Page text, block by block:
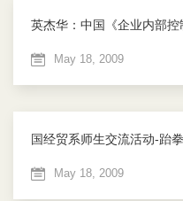
英杰华：中国《企业内部
May 18, 2009
国经贸系师生交流活动-跆
May 18, 2009